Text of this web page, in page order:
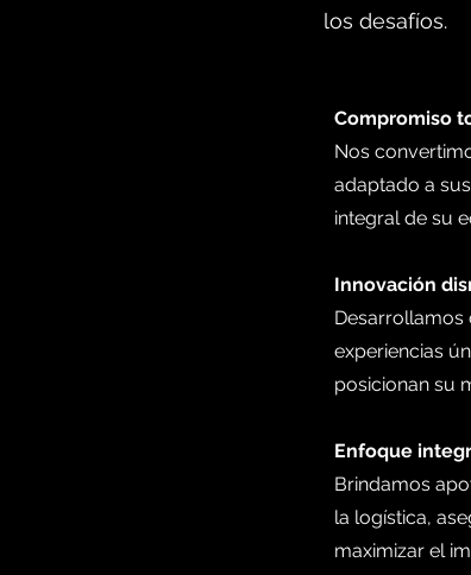
los desafíos.
Compromiso
Nos
adaptado a
integral de su
Innovación
experiencias
posicionan su
Enfoque
Brindamos
la logística,
maximizar el